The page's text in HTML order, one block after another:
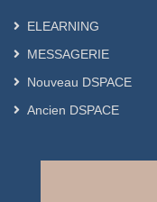
ELEARNING
MESSAGERIE
Nouveau DSPACE
Ancien DSPACE